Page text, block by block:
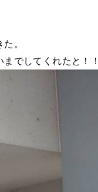
。
までしてくれたと！